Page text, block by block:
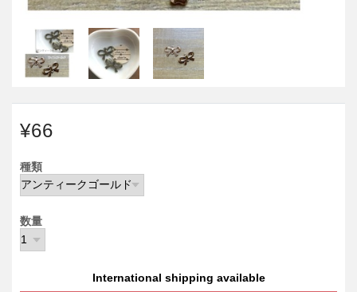
¥66
種類
数量
International shipping available